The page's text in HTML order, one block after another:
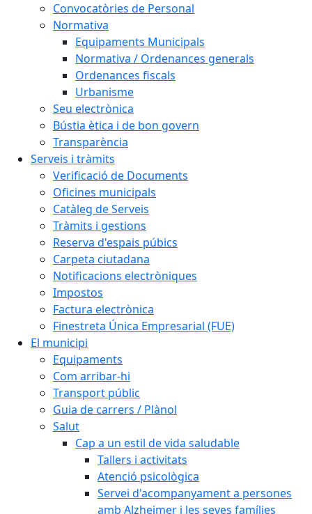
Convocatòries de Personal
Normativa
Equipaments Municipals
Normativa / Ordenances generals
Ordenances fiscals
Urbanisme
Seu electrònica
Bústia ètica i de bon govern
Transparència
Serveis i tràmits
Verificació de Documents
Oficines municipals
Catàleg de Serveis
Tràmits i gestions
Reserva d'espais púbics
Carpeta ciutadana
Notificacions electròniques
Impostos
Factura electrònica
Finestreta Única Empresarial (FUE)
El municipi
Equipaments
Com arribar-hi
Transport públic
Guia de carrers / Plànol
Salut
Cap a un estil de vida saludable
Tallers i activitats
Atenció psicològica
Servei d'acompanyament a persones
amb Alzheimer i les seves famílies